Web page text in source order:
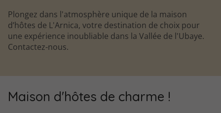
Plongez dans l'atmosphère unique de la maison
d’hôtes de L'Arnica, votre destination de choix pour
une expérience inoubliable dans la Vallée de l'Ubaye.
Contactez-nous.
Maison d'hôtes de charme !